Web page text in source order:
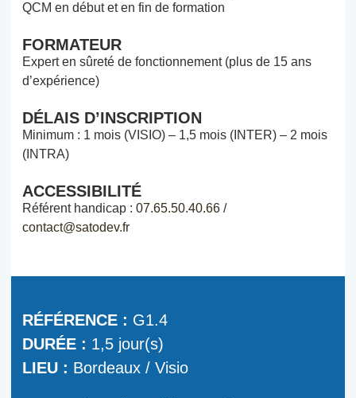
QCM en début et en fin de formation
FORMATEUR
Expert en sûreté de fonctionnement (plus de 15 ans
d’expérience)
DÉLAIS D’INSCRIPTION
Minimum : 1 mois (VISIO) – 1,5 mois (INTER) – 2 mois
(INTRA)
ACCESSIBILITÉ
Référent handicap : 07.65.50.40.66 /
contact@satodev.fr
RÉFÉRENCE : G1.4
DURÉE : 1,5 jour(s)
LIEU : Bordeaux / Visio